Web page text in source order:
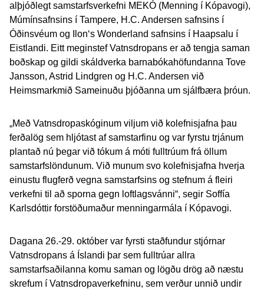
alþjóðlegt samstarfsverkefni MEKÓ (Menning í Kópavogi),
Múmínsafnsins í Tampere, H.C. Andersen safnsins í
Óðinsvéum og Ilon‘s Wonderland safnsins í Haapsalu í
Eistlandi. Eitt meginstef Vatnsdropans er að tengja saman
boðskap og gildi skáldverka barnabókahöfundanna Tove
Jansson, Astrid Lindgren og H.C. Andersen við
Heimsmarkmið Sameinuðu þjóðanna um sjálfbæra þróun.
„Með Vatnsdropaskóginum viljum við kolefnisjafna þau
ferðalög sem hljótast af samstarfinu og var fyrstu trjánum
plantað nú þegar við tókum á móti fulltrúum frá öllum
samstarfslöndunum. Við munum svo kolefnisjafna hverja
einustu flugferð vegna samstarfsins og stefnum á fleiri
verkefni til að sporna gegn loftlagsvánni“, segir Soffía
Karlsdóttir forstöðumaður menningarmála í Kópavogi.
Dagana 26.-29. október var fyrsti staðfundur stjórnar
Vatnsdropans á Íslandi þar sem fulltrúar allra
samstarfsaðilanna komu saman og lögðu drög að næstu
skrefum í Vatnsdropaverkefninu, sem verður unnið undir